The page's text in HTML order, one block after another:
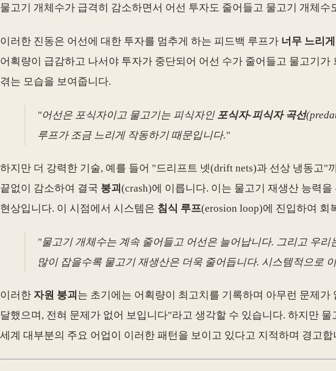
물고기 개체수가 급격히 감소하면서 어선 투자도 줄어들고 물고기 개체수
이러한 진동은 어선에 대한 투자를 멈추게 하는 피드백 루프가 너무 느리
어획량이 급감하고 나서야 투자가 중단되어 어선 수가 줄어들고 물고기
겪는 모습을 보여줍니다.
"어선은 포식자이고 물고기는 피식자인 포식자-피식자 곡선
루프가 조금 느리게 작동하기 때문입니다."
하지만 더 강력한 기술, 예를 들어 "드리프트 넷(drift nets)과 선상 냉동고
끝없이 감소하여 결국 붕괴 (crash)에 이릅니다. 이는 물고기 재생산 능력
현상입니다. 이 시점에서 시스템은 침식 루프(erosion loop)에 진입하여 회
"물고기 개체수는 계속 줄어들고 어선은 늘어납니다. 그리고 우
많이 잡을수록 물고기 재생산은 더욱 줄어듭니다. 시스템적으로
이러한 자원 붕괴 는 초기에는 어획량이 최고치를 기록하며 아무런 문제
달했으며, 전혀 문제가 없어 보입니다"라고 생각할 수 있습니다. 하지만
세계 대부분의 주요 어업이 이러한 패턴을 보이고 있다고 지적하며 경고합